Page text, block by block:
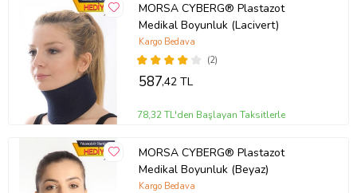
MORSA CYBERG® Plastazot
Medikal Boyunluk (Lacivert)
(2)
Kargo Bedava
587,42 TL
78,32 TL'den Başlayan Taksitlerle
MORSA CYBERG® Plastazot
Medikal Boyunluk (Beyaz)
Kargo Bedava